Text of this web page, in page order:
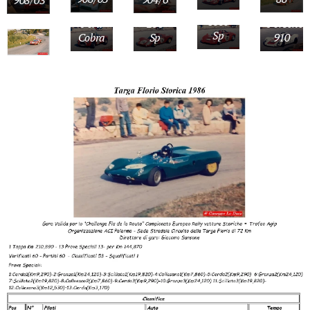
Abarth
1000
Sp
Agg
Ford
Cobra
Dino
206
Sp
Porsche
910